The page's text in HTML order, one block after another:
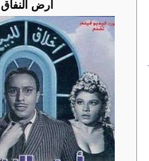
أرض النفاق